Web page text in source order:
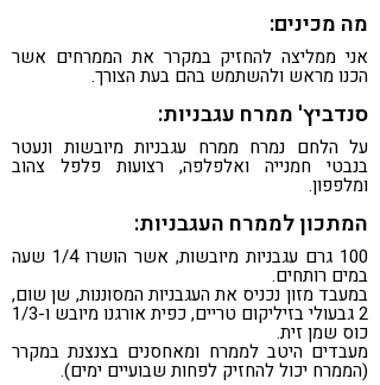
מה מכינים:
אני ממליצה להחזיק במקרר את הממרחים אשר
הכנו מראש ולהשתמש בהם בעת הצורך.
סנדביץ' ממרח עגבניות:
על הלחם נמרח ממרח עגבניות מיובשות ונעטר
בנבטי חמנייה ואלפלפה, רצועות פלפל צהוב
ומלפפון.
המתכון לממרח העגבניות:
100 גרם עגבניות מיובשות, אשר הושרו 1/4 שעה
במים רותחים.
במעבד מזון נכניס את העגבניות המסוננות, שן שום,
2 גבעולי בזיליקום טריים, כפית אורגנו מיובש ו-1/3
כוס שמן זית.
מעבדים היטב לממרח ומאחסנים בצנצנת במקרר
(הממרח יכול להחזיק לפחות שבועיים ימים).